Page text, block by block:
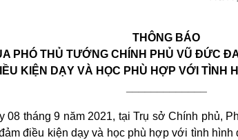
THÔNG BÁO
PHÓ THỦ TƯỚNG CHÍNH PHỦ VŨ ĐỨC
KIỆN DẠY VÀ HỌC PHÙ HỢP VỚI TÌNH
08 tháng 9 năm 2021, tại Trụ sở Chính phủ,
điều kiện dạy và học phù hợp với tình hình